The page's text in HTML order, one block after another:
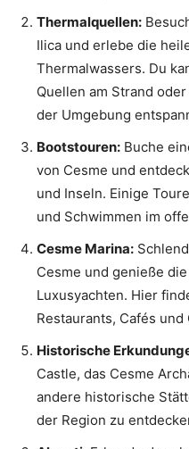
Thermalquellen:
Ilica und erlebe die
Thermalwassers. Du
Quellen am Strand
der Umgebung
Bootstouren: Buche
von Cesme und
und Inseln. Einige
und Schwimmen im
Cesme Marina:
Cesme und genieße
Luxusyachten. Hier
Restaurants, Cafés und
Historische
Castle, das Cesme
andere historische
der Region zu